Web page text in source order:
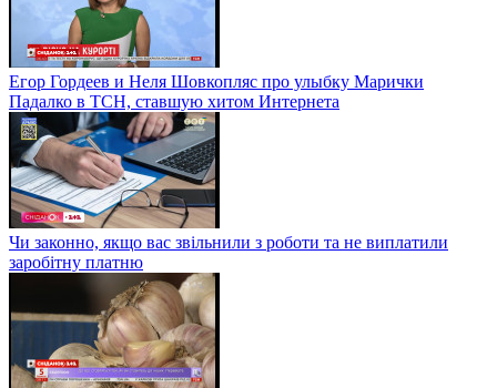
Егор Гордеев и Неля Шовкопляс про улыбку Марички
Падалко в ТСН, ставшую хитом Интернета
Чи законно, якщо вас звільнили з роботи та не виплатили
заробітну платню